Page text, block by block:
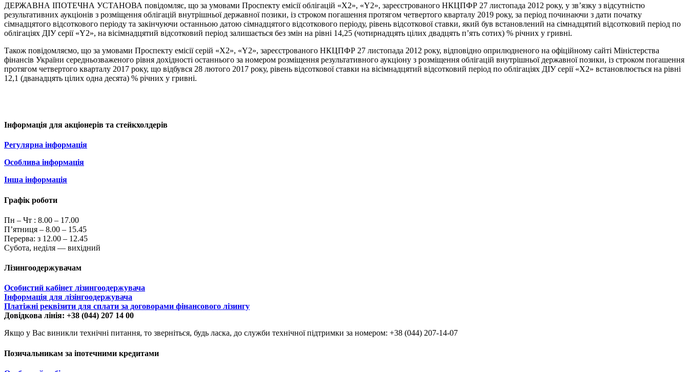
ДЕРЖАВНА ІПОТЕЧНА УСТАНОВА повідомляє, що за умовами Проспекту емісії облігацій «X2», «Y2», зареєстрованого НКЦПФР 27 листопада 2012 року, у зв’язку з відсутністю
результативних аукціонів з розміщення облігацій внутрішньої державної позики, із строком погашення протягом четвертого кварталу 2019 року, за період починаючи з дати початку
сімнадцятого відсоткового періоду та закінчуючи останньою датою сімнадцятого відсоткового періоду, рівень відсоткової ставки, який був встановлений на сімнадцятий відсотковий період по
облігаціях ДІУ серії «Y2», на вісімнадцятий відсотковий період залишається без змін на рівні 14,25 (чотирнадцять цілих двадцять п’ять сотих) % річних у гривні.
Також повідомляємо, що за умовами Проспекту емісії серій «X2», «Y2», зареєстрованого НКЦПФР 27 листопада 2012 року, відповідно оприлюдненого на офіційному сайті Міністерства
фінансів України середньозваженого рівня дохідності останнього за номером розміщення результативного аукціону з розміщення облігацій внутрішньої державної позики, із строком погашення
протягом четвертого кварталу 2017 року, що відбувся 28 лютого 2017 року, рівень відсоткової ставки на вісімнадцятий відсотковий період по облігаціях ДІУ серії «X2» встановлюється на рівні
12,1 (дванадцять цілих одна десята) % річних у гривні.
Інформація для акціонерів та стейкхолдерів
Регулярна інформація
Особлива інформація
Інша інформація
Графік роботи
Пн – Чт : 8.00 – 17.00
П’ятниця – 8.00 – 15.45
Перерва: з 12.00 – 12.45
Субота, неділя — вихідний
Лізингоодержувачам
Особистий кабінет лізингоодержувача
Інформація для лізінгоодержувача
Платіжні реквізити для сплати за договорами фінансового лізингу
Довідкова лінія: +38 (044) 207 14 00
Якщо у Вас виникли технічні питання, то зверніться, будь ласка, до служби технічної підтримки за номером: +38 (044) 207-14-07
Позичальникам за іпотечними кредитами